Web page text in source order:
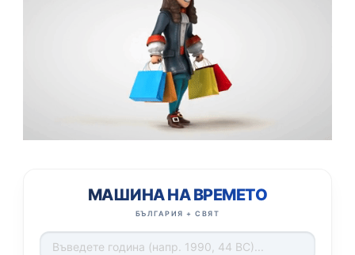
МАШИНА НА ВРЕМЕТО
БЪЛГАРИЯ + СВЯТ